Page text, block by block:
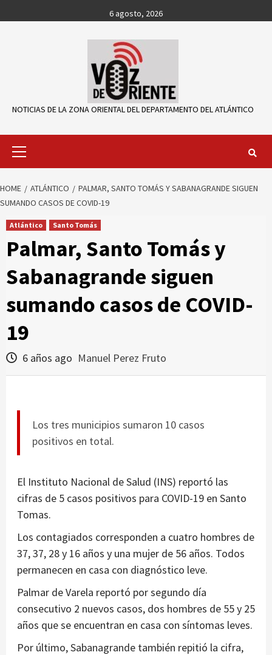
to
6 agosto, 2026
NOTICIAS DE LA ZONA ORIENTAL DEL DEPARTAMENTO DEL ATLÁNTICO
Primary
HOME ATLÁNTICO
PALMAR, SANTO TOMÁS Y SABANAGRANDE SIGUEN
SUMANDO CASOS DE COVID-19
Atlántico Santo Tomás
Palmar, Santo Tomás y
Sabanagrande siguen
sumando casos de COVID-
19
6 años ago Manuel Perez Fruto
Los tres municipios sumaron 10 casos
positivos en total.
El Instituto Nacional de Salud (INS) reportó las
cifras de 5 casos positivos para COVID-19 en Santo
Tomas.
Los contagiados corresponden a cuatro hombres de
37, 37, 28 y 16 años y una mujer de 56 años. Todos
permanecen en casa con diagnóstico leve.
Palmar de Varela reportó por segundo día
consecutivo 2 nuevos casos, dos hombres de 55 y 25
años que se encuentran en casa con síntomas leves.
Por último, Sabanagrande también repitió la cifra,